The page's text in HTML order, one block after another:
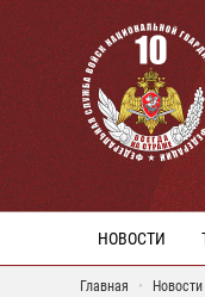
НОВОСТИ
Главная Новости